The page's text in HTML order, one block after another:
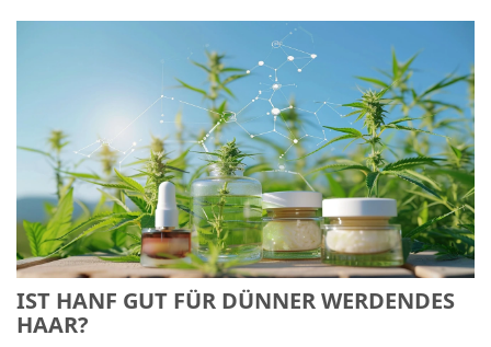
IST HANF GUT FÜR DÜNNER WERDENDES
HAAR?